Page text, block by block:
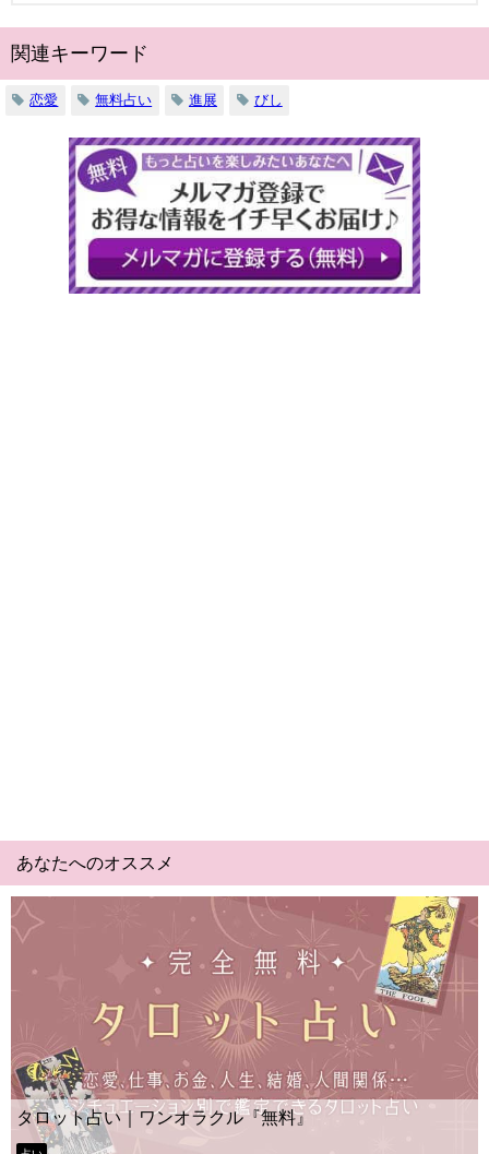
関連キーワード
恋愛 無料占い 進展 びし
あなたへのオススメ
Yes No占い｜無料タロット◆私の質問の答え
ー？